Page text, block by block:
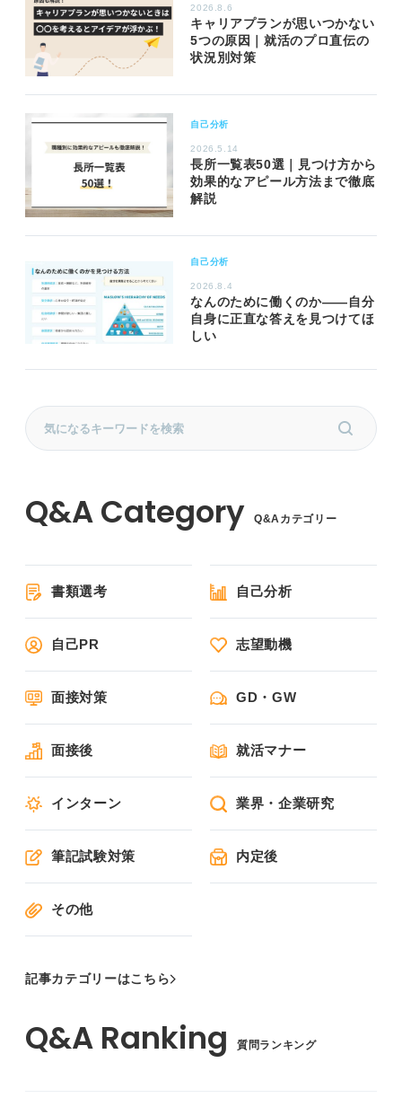
2026.8.6
キャリアプランが思いつかない
5つの原因｜就活のプロ直伝の
状況別対策
自己分析
2026.5.14
長所一覧表50選｜見つけ方から
効果的なアピール方法まで徹底
解説
自己分析
2026.8.4
なんのために働くのか――自分
自身に正直な答えを見つけてほ
しい
Q&Aカテゴリー
書類選考 自己分析
自己PR 志望動機
面接対策 GD・GW
面接後 就活マナー
インターン 業界・企業研究
筆記試験対策 内定後
その他
記事カテゴリーはこちら
質問ランキング